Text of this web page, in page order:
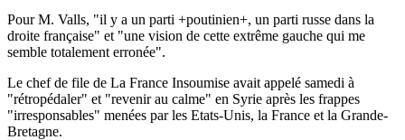
Pour M. Valls, "il y a un parti +poutinien+, un parti russe dans la
droite française" et "une vision de cette extrême gauche qui me
semble totalement erronée".
Le chef de file de La France Insoumise avait appelé samedi à
"rétropédaler" et "revenir au calme" en Syrie après les frappes
"irresponsables" menées par les Etats-Unis, la France et la Grande-
Bretagne.